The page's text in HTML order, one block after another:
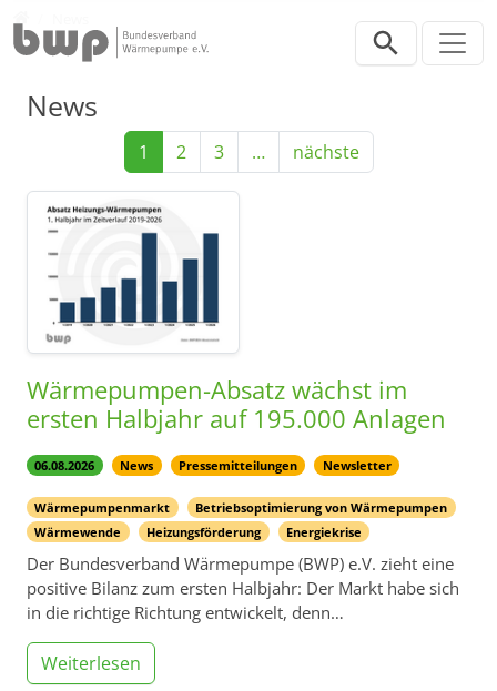
News
1 2 3 … nächste
Wärmepumpen-Absatz wächst im
ersten Halbjahr auf 195.000 Anlagen
06.08.2026 News Pressemitteilungen Newsletter
Wärmepumpenmarkt
Betriebsoptimierung von Wärmepumpen
Wärmewende
Heizungsförderung Energiekrise
Der Bundesverband Wärmepumpe (BWP) e.V. zieht eine
positive Bilanz zum ersten Halbjahr: Der Markt habe sich
in die richtige Richtung entwickelt, denn…
Weiterlesen